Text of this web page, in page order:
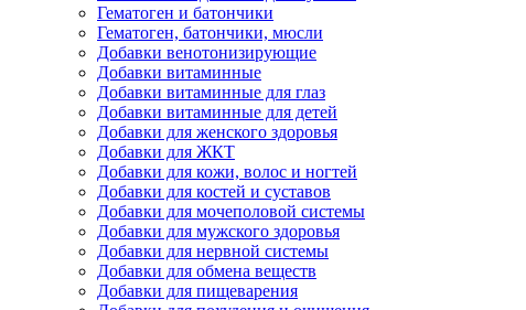
Гематоген и батончики
Гематоген, батончики, мюсли
Добавки венотонизирующие
Добавки витаминные
Добавки витаминные для глаз
Добавки витаминные для детей
Добавки для женского здоровья
Добавки для ЖКТ
Добавки для кожи, волос и ногтей
Добавки для костей и суставов
Добавки для мочеполовой системы
Добавки для мужского здоровья
Добавки для нервной системы
Добавки для обмена веществ
Добавки для пищеварения